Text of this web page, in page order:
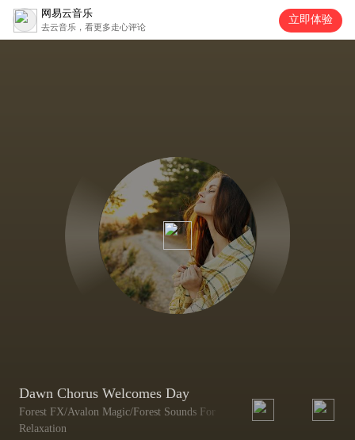
网易云音乐
去云音乐，看更多走心评论
立即体验
Dawn Chorus Welcomes Day
Forest FX/Avalon Magic/Forest Sounds For
Relaxation